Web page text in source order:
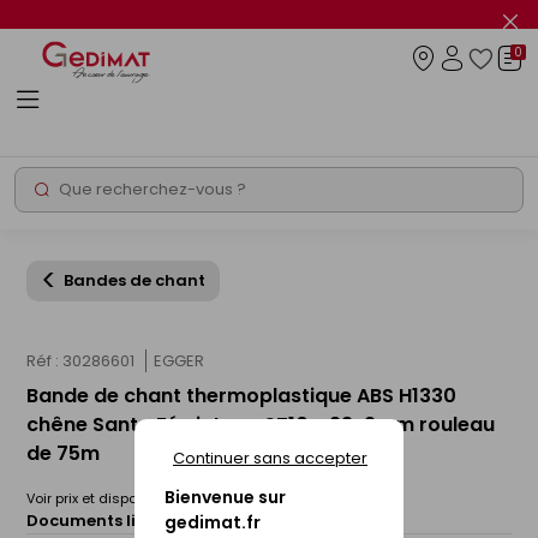
Bienvenue sur
gedimat.fr
Continuer sans accepter
le
info
Rechercher
0
Bandes de chant
Réf : 30286601 EGGER
Bande de chant thermoplastique ABS H1330
chêne Santa Fé vintage ST10 - 23x2mm rouleau
de 75m
Voir prix et disponibilité en magasin
Documents liés : Fiche technique